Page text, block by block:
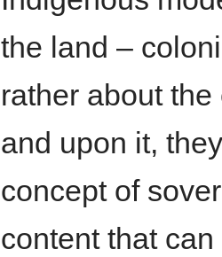
the land –
rather about
and upon it,
concept of
content that